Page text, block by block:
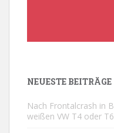
NEUESTE BEITRÄGE
Nach Frontalcrash in
weißen VW T4 oder T6